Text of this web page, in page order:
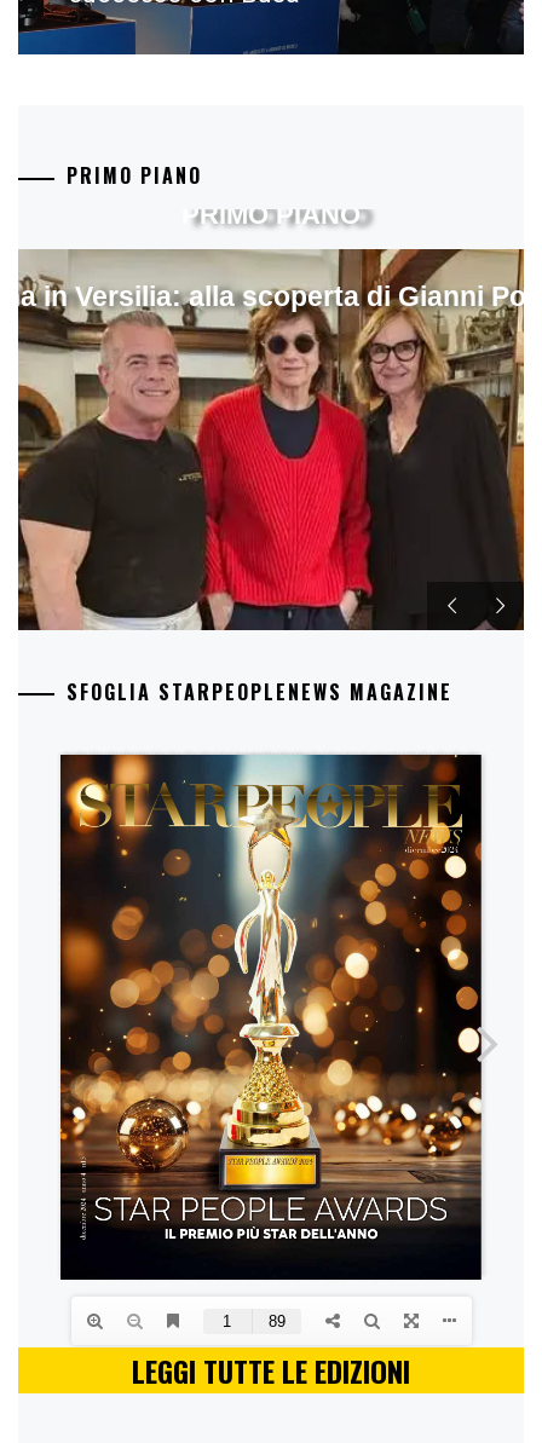
PRIMO PIANO
in Versilia: alla scoperta di Gianni
PRIMO PIANO
SFOGLIA STARPEOPLENEWS MAGAZINE
LEGGI TUTTE LE EDIZIONI